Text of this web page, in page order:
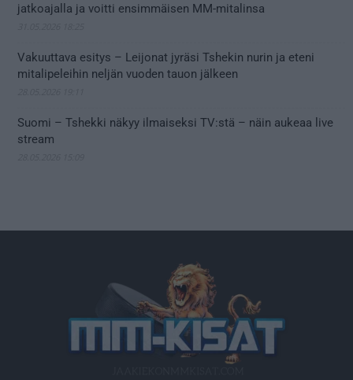
jatkoajalla ja voitti ensimmäisen MM-mitalinsa
Vakuuttava esitys – Leijonat jyräsi Tshekin nurin ja eteni
mitalipeleihin neljän vuoden tauon jälkeen
Suomi – Tshekki näkyy ilmaiseksi TV:stä – näin aukeaa live
stream